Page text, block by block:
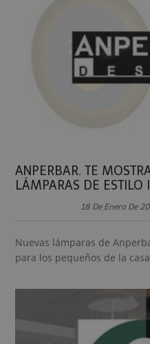
ANPERBAR. TE
LÁMPARAS DE ESTILO
18 De Enero De
Nuevas lámparas de
para los pequeños de la